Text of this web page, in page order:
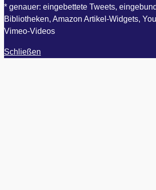
* genauer: eingebettete Tweets,
Bibliotheken, Amazon Artikel-Widgets,
Vimeo-Videos
Schließen